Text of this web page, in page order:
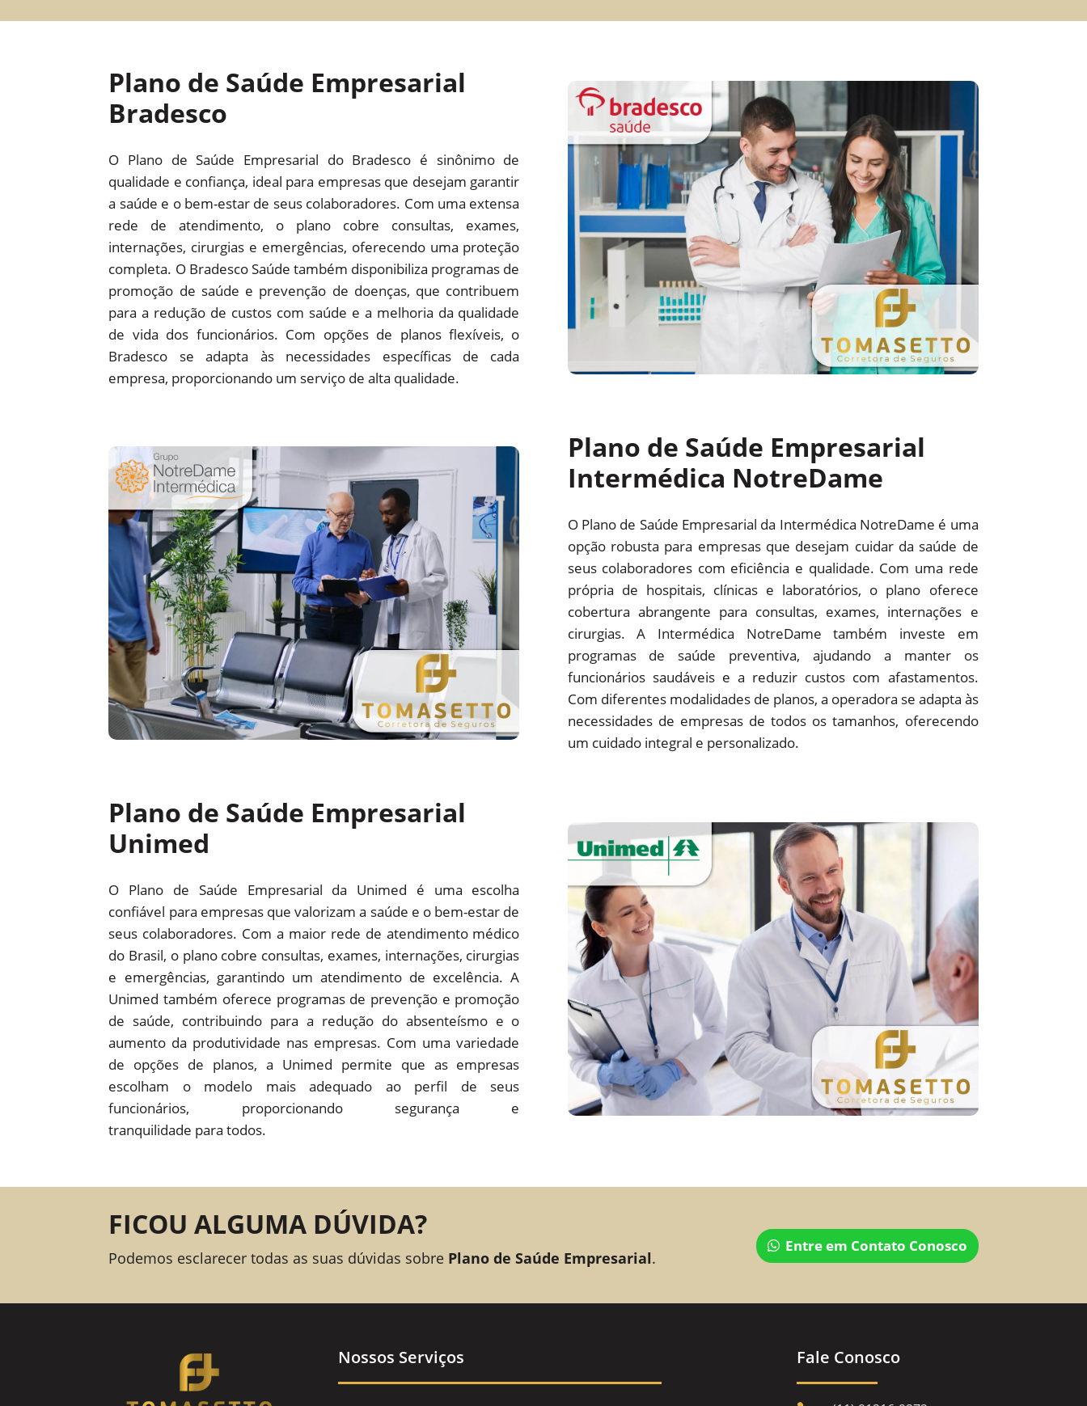
Plano de Saúde Empresarial
Bradesco
O Plano de Saúde Empresarial do Bradesco é sinônimo de
qualidade e confiança, ideal para empresas que desejam garantir
a saúde e o bem-estar de seus colaboradores. Com uma extensa
rede de atendimento, o plano cobre consultas, exames,
internações, cirurgias e emergências, oferecendo uma proteção
completa. O Bradesco Saúde também disponibiliza programas de
promoção de saúde e prevenção de doenças, que contribuem
para a redução de custos com saúde e a melhoria da qualidade
de vida dos funcionários. Com opções de planos flexíveis, o
Bradesco se adapta às necessidades específicas de cada
empresa, proporcionando um serviço de alta qualidade.
Plano de Saúde Empresarial
Intermédica NotreDame
O Plano de Saúde Empresarial da Intermédica NotreDame é uma
opção robusta para empresas que desejam cuidar da saúde de
seus colaboradores com eficiência e qualidade. Com uma rede
própria de hospitais, clínicas e laboratórios, o plano oferece
cobertura abrangente para consultas, exames, internações e
cirurgias. A Intermédica NotreDame também investe em
programas de saúde preventiva, ajudando a manter os
funcionários saudáveis e a reduzir custos com afastamentos.
Com diferentes modalidades de planos, a operadora se adapta às
necessidades de empresas de todos os tamanhos, oferecendo
um cuidado integral e personalizado.
Plano de Saúde Empresarial
Unimed
O Plano de Saúde Empresarial da Unimed é uma escolha
confiável para empresas que valorizam a saúde e o bem-estar de
seus colaboradores. Com a maior rede de atendimento médico
do Brasil, o plano cobre consultas, exames, internações, cirurgias
e emergências, garantindo um atendimento de excelência. A
Unimed também oferece programas de prevenção e promoção
de saúde, contribuindo para a redução do absenteísmo e o
aumento da produtividade nas empresas. Com uma variedade
de opções de planos, a Unimed permite que as empresas
escolham o modelo mais adequado ao perfil de seus
funcionários, proporcionando segurança e
tranquilidade para todos.
FICOU ALGUMA DÚVIDA?
Podemos esclarecer todas as suas dúvidas sobre Plano de Saúde Empresarial.
Entre em Contato Conosco
Nossos Serviços Fale Conosco